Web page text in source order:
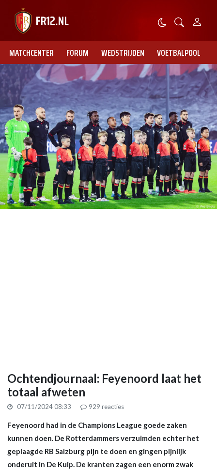
MATCHCENTER FORUM WEDSTRIJDEN VOETBALPOOL
Ochtendjournaal: Feyenoord laat het
totaal afweten
07/11/2024 08:33 929 reacties
Feyenoord had in de Champions League goede zaken
kunnen doen. De Rotterdammers verzuimden echter het
geplaagde RB Salzburg pijn te doen en gingen pijnlijk
onderuit in De Kuip. De kranten zagen een enorm zwak